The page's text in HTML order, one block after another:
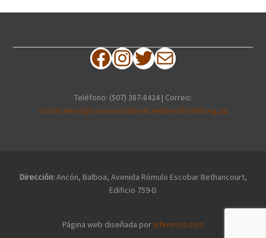
Facebook
Instagram
Twitter
Correo electrónico
Teléfono: (507) 387-8424 | Correo:
contactenos@comision20dediciembrede1989.org.pa
Dirección:Ancón, Balboa, Avenida Rómulo Escobar Bethancourt,
Edificio 759-D
Página web diseñada por Inferimos.com